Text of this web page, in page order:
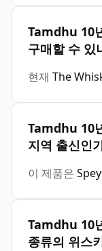
Tamdhu 10
구매할 수 있
현재 The
Tamdhu 10
지역 출신인
이 제품은
Tamdhu 10
종류의 위스